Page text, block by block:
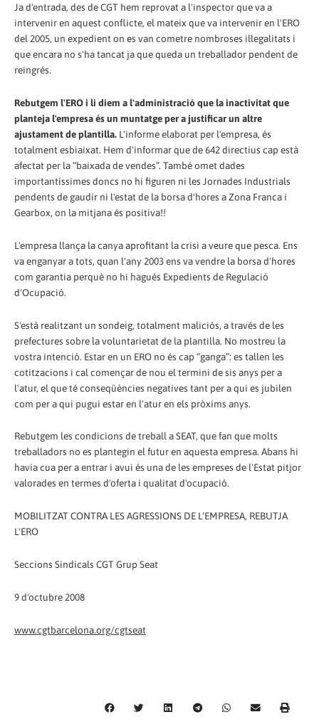
Ja d'entrada, des de CGT hem reprovat a l'inspector que va a
intervenir en aquest conflicte, el mateix que va intervenir en l'ERO
del 2005, un expedient on es van cometre nombroses il·legalitats i
que encara no s'ha tancat ja que queda un treballador pendent de
reingrés.
Rebutgem l'ERO i li diem a l'administració que la inactivitat que
planteja l'empresa és un muntatge per a justificar un altre
ajustament de plantilla. L'informe elaborat per l'empresa, és
totalment esbiaixat. Hem d'informar que de 642 directius cap està
afectat per la “baixada de vendes”. També omet dades
importantíssimes doncs no hi figuren ni les Jornades Industrials
pendents de gaudir ni l'estat de la borsa d'hores a Zona Franca i
Gearbox, on la mitjana és positiva!!
L'empresa llança la canya aprofitant la crisi a veure que pesca. Ens
va enganyar a tots, quan l'any 2003 ens va vendre la borsa d'hores
com garantia perquè no hi hagués Expedients de Regulació
d'Ocupació.
S'està realitzant un sondeig, totalment maliciós, a través de les
prefectures sobre la voluntarietat de la plantilla. No mostreu la
vostra intenció. Estar en un ERO no és cap “ganga”: es tallen les
cotitzacions i cal començar de nou el termini de sis anys per a
l'atur, el que té conseqüències negatives tant per a qui es jubilen
com per a qui pugui estar en l'atur en els pròxims anys.
Rebutgem les condicions de treball a SEAT, que fan que molts
treballadors no es plantegin el futur en aquesta empresa. Abans hi
havia cua per a entrar i avui és una de les empreses de l'Estat pitjor
valorades en termes d'oferta i qualitat d'ocupació.
MOBILITZAT CONTRA LES AGRESSIONS DE L'EMPRESA, REBUTJA
L'ERO
Seccions Sindicals CGT Grup Seat
9 d'octubre 2008
www.cgtbarcelona.org/cgtseat